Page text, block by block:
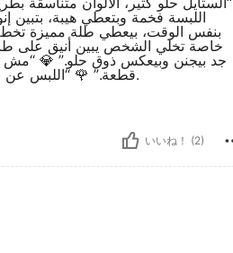
اللبسة فخمة وبتعطي هيبة،
بنفس الوقت، بيعطي طلة مميزة
خاصة تخلي الشخص يبين أنيق على
جد بيجنن وبيعكس ذوق حلو.” 💎 “مش
قطعة.” 🌹 “اللبس عن جد يجنن، مرتب وناعم بنفس الوقت، بيعطي طلة مميزة تخطف الأنظار.
いいね！ (2)